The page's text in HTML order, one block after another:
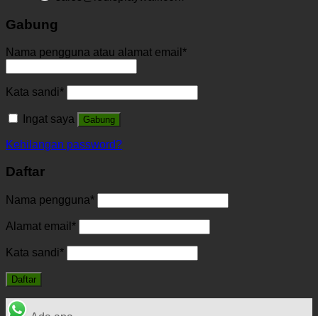
Gabung
Nama pengguna atau alamat email *
Kata sandi*
Ingat saya Gabung
Kehilangan password?
Daftar
Nama pengguna*
Alamat email *
Kata sandi*
Daftar